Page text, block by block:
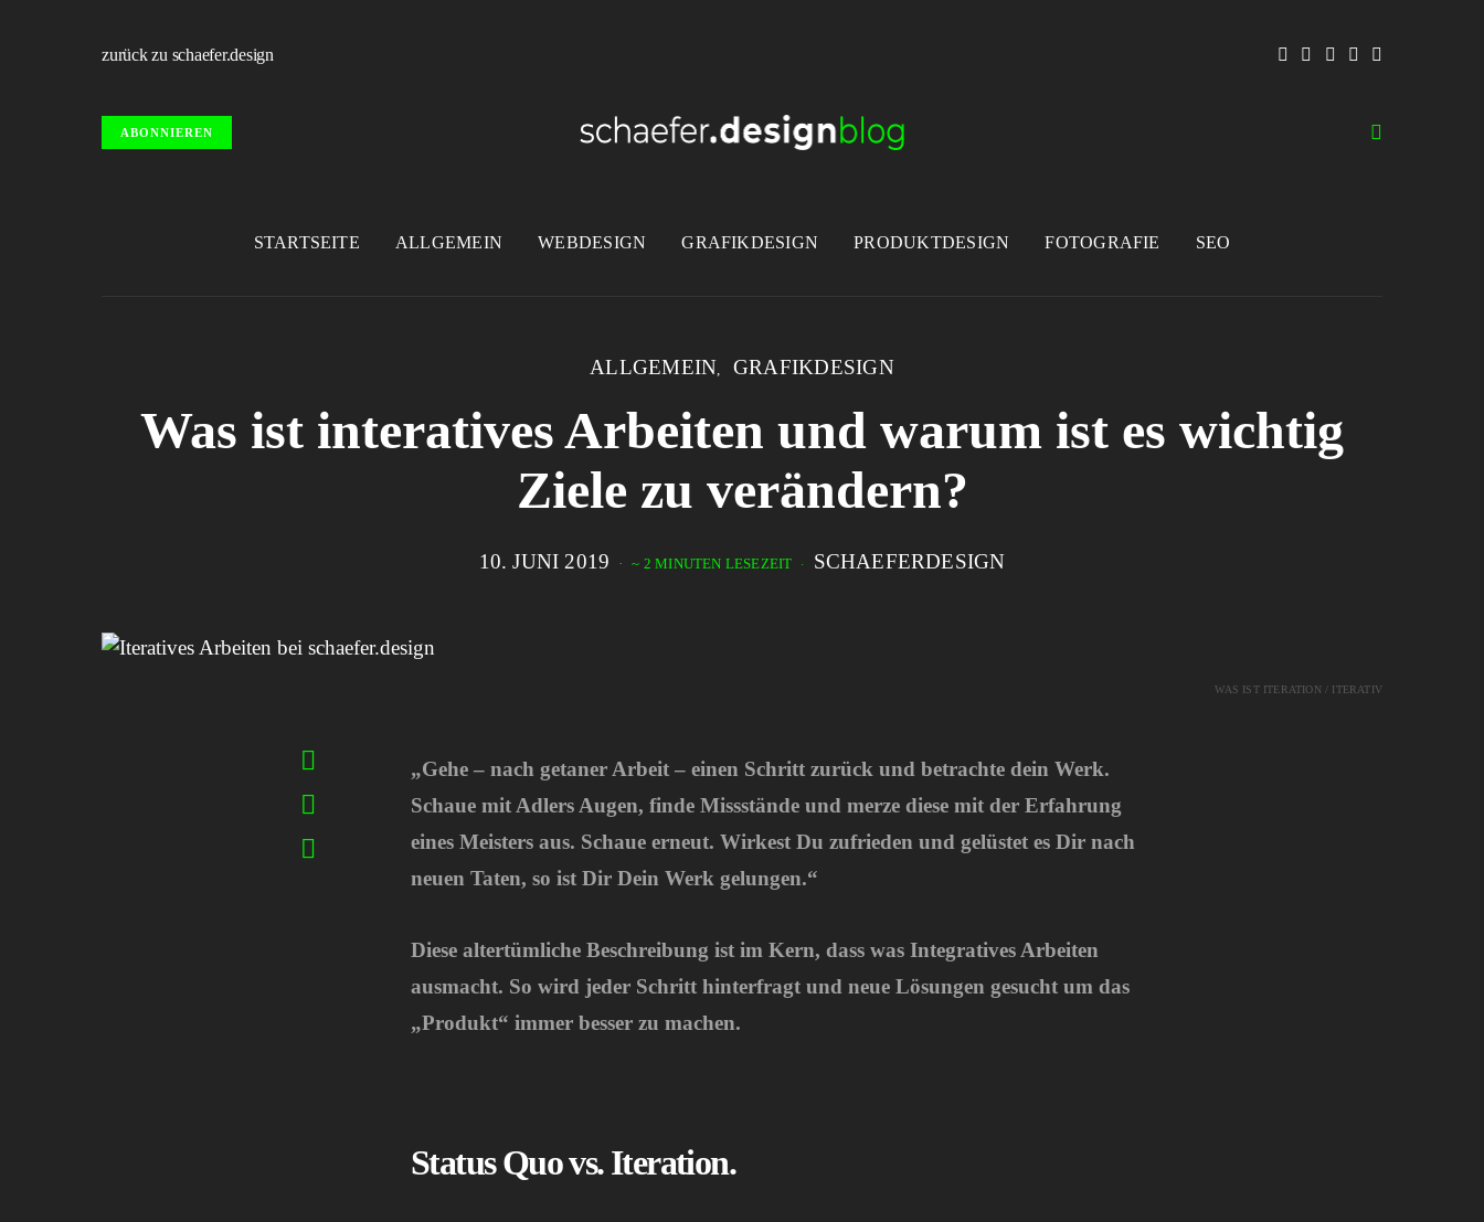
zurück zu schaefer.design
ABONNIEREN
STARTSEITE ALLGEMEIN WEBDESIGN GRAFIKDESIGN PRODUKTDESIGN FOTOGRAFIE SEO
ALLGEMEIN GRAFIKDESIGN
Was ist interatives Arbeiten und warum ist es wichtig
Ziele zu verändern?
10. JUNI 2019 ~ 2 MINUTEN LESEZEIT SCHAEFERDESIGN
WAS IST ITERATION / ITERATIV
„Gehe – nach getaner Arbeit – einen Schritt zurück und betrachte dein Werk.
Schaue mit Adlers Augen, finde Missstände und merze diese mit der Erfahrung
eines Meisters aus. Schaue erneut. Wirkest Du zufrieden und gelüstet es Dir nach
neuen Taten, so ist Dir Dein Werk gelungen.“
Diese altertümliche Beschreibung ist im Kern, dass was Integratives Arbeiten
ausmacht. So wird jeder Schritt hinterfragt und neue Lösungen gesucht um das
„Produkt“ immer besser zu machen.
Status Quo vs. Iteration.